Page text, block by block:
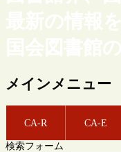
最新の情報
国会図書館
メインメニュー
CA-R CA-E
検索フォーム